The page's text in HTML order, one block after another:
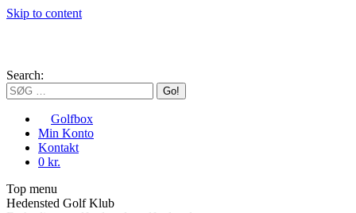
Skip to content
Search:
Golfbox
Min Konto
Kontakt
0 kr.
Top menu
Hedensted Golf Klub